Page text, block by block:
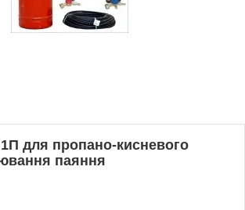
для пропано-кисневого
паяння